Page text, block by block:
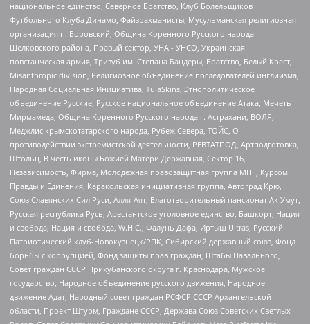
национальное единство, Северное Братство, Клуб Болельщиков
Футбольного Клуба Динамо, Файзрахманисты, Мусульманская религиозная
организация п. Боровский, Община Коренного Русского народа
Щелковского района, Правый сектор, УНА - УНСО, Украинская
повстанческая армия, Тризуб им. Степана Бандеры, Братство, Белый Крест,
Misanthropic division, Религиозное объединение последователей инглиизма,
Народная Социальная Инициатива, TulaSkins, Этнополитическое
объединение Русские, Русское национальное объединение Атака, Мечеть
Мирмамеда, Община Коренного Русского народа г. Астрахани, ВОЛЯ,
Меджлис крымскотатарского народа, Рубеж Севера, ТОЙС, О
противодействии экстремистской деятельности, РЕВТАТПОД, Артподготовка,
Штольц, В честь иконы Божией Матери Державная, Сектор 16,
Независимость, Фирма, Молодежная правозащитная группа МПГ, Курсом
Правды и Единения, Каракольская инициативная группа, Автоград Крю,
Союз Славянских Сил Руси, Алля-Аят, Благотворительный пансионат Ак Умут,
Русская республика Русь, Арестантское уголовное единство, Башкорт, Нация
и свобода, Нация и свобода, W.H.С., Фалунь Дафа, Иртыш Ultras, Русский
Патриотический клуб-Новокузнецк/РПК, Сибирский державный союз, Фонд
борьбы с коррупцией, Фонд защиты прав граждан, Штабы Навального,
Совет граждан СССР Прикубанского округа г. Краснодара, Мужское
государство, Народное объединение русского движения, Народное
движение Адат, Народный совет граждан РСФСР СССР Архангельской
области, Проект Штурм, Граждане СССР, Держава Союз Советских Светлых